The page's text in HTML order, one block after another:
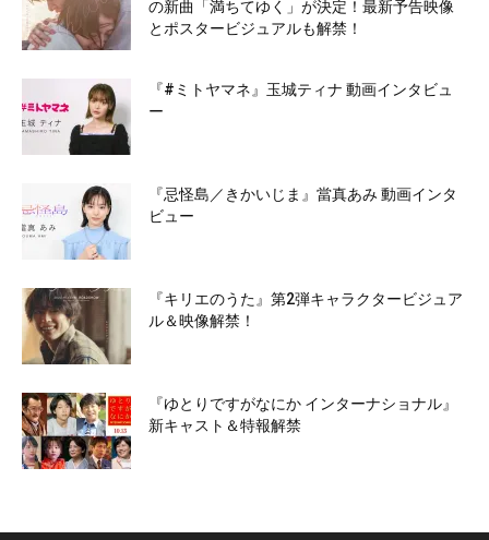
の新曲「満ちてゆく」が決定！最新予告映像
とポスタービジュアルも解禁！
『#ミトヤマネ』玉城ティナ 動画インタビュ
ー
『忌怪島／きかいじま』當真あみ 動画インタ
ビュー
『キリエのうた』第2弾キャラクタービジュア
ル＆映像解禁！
『ゆとりですがなにか インターナショナル』
新キャスト＆特報解禁